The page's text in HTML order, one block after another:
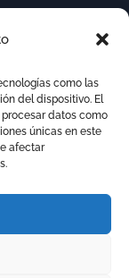
como las
del dispositivo. El
datos como
únicas en este
afectar